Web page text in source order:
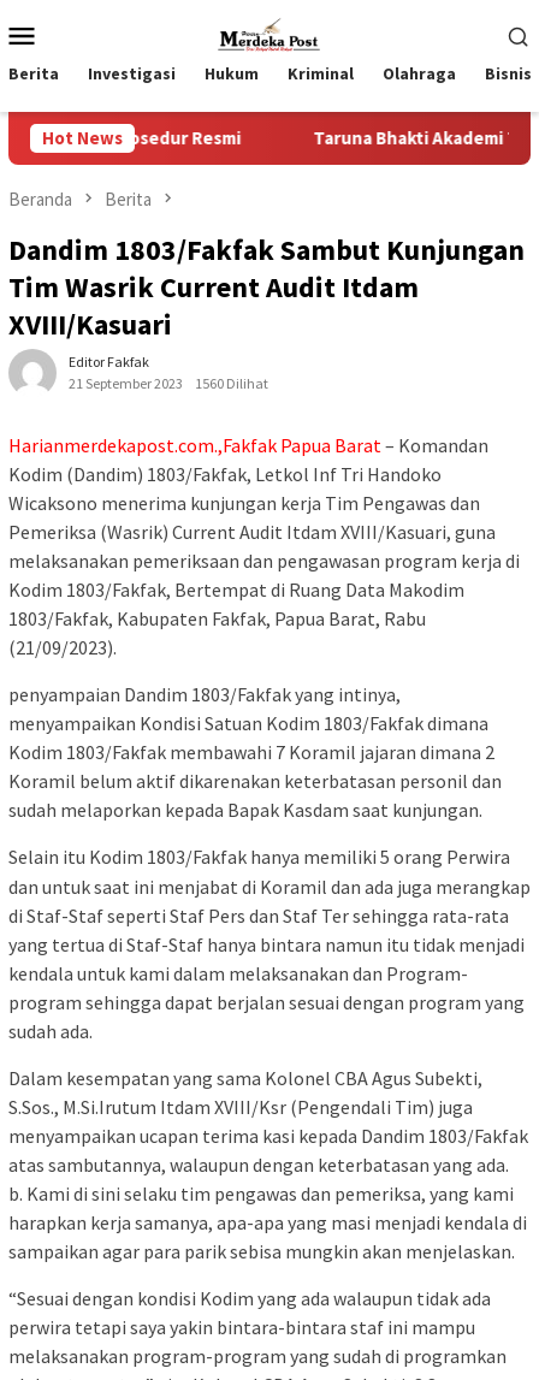
ke
kontenMobile
Berita Investigasi Hukum Kriminal Olahraga Bisnis
Hot News
Resmi Taruna Bhakti Akademi TNI 2026
Beranda Berita
Dandim 1803/Fakfak Sambut Kunjungan
Tim Wasrik Current Audit Itdam
XVIII/Kasuari
Editor Fakfak
21 September 2023
1560 Dilihat
Harianmerdekapost.com.,Fakfak Papua Barat– Komandan
Kodim (Dandim) 1803/Fakfak, Letkol Inf Tri Handoko
Wicaksono menerima kunjungan kerja Tim Pengawas dan
Pemeriksa (Wasrik) Current Audit Itdam XVIII/Kasuari, guna
melaksanakan pemeriksaan dan pengawasan program kerja di
Kodim 1803/Fakfak, Bertempat di Ruang Data Makodim
1803/Fakfak, Kabupaten Fakfak, Papua Barat, Rabu
(21/09/2023).
penyampaian Dandim 1803/Fakfak yang intinya,
menyampaikan Kondisi Satuan Kodim 1803/Fakfak dimana
Kodim 1803/Fakfak membawahi 7 Koramil jajaran dimana 2
Koramil belum aktif dikarenakan keterbatasan personil dan
sudah melaporkan kepada Bapak Kasdam saat kunjungan.
Selain itu Kodim 1803/Fakfak hanya memiliki 5 orang Perwira
dan untuk saat ini menjabat di Koramil dan ada juga merangkap
di Staf-Staf seperti Staf Pers dan Staf Ter sehingga rata-rata
yang tertua di Staf-Staf hanya bintara namun itu tidak menjadi
kendala untuk kami dalam melaksanakan dan Program-
program sehingga dapat berjalan sesuai dengan program yang
sudah ada.
Dalam kesempatan yang sama Kolonel CBA Agus Subekti,
S.Sos., M.Si.Irutum Itdam XVIII/Ksr (Pengendali Tim) juga
menyampaikan ucapan terima kasi kepada Dandim 1803/Fakfak
atas sambutannya, walaupun dengan keterbatasan yang ada.
b. Kami di sini selaku tim pengawas dan pemeriksa, yang kami
harapkan kerja samanya, apa-apa yang masi menjadi kendala di
sampaikan agar para parik sebisa mungkin akan menjelaskan.
“Sesuai dengan kondisi Kodim yang ada walaupun tidak ada
perwira tetapi saya yakin bintara-bintara staf ini mampu
melaksanakan program-program yang sudah di programkan